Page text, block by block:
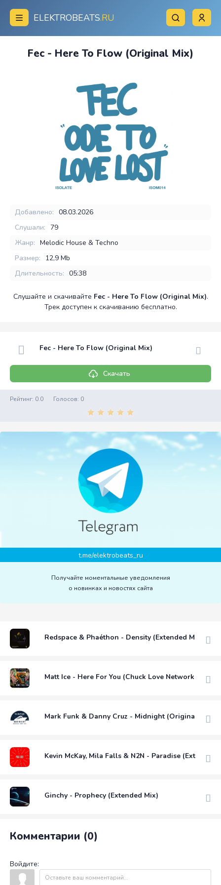
ELEKTROBEATS.RU
Fec - Here To Flow (Original Mix)
Добавлено: 08.03.2026
Слушали:
79
Жанр: Melodic House & Techno
Размер:
12,9 Mb
Длительность: 05:38
Слушайте и скачивайте Fec - Here To Flow (Original Mix).
Трек доступен к скачиванию бесплатно.
Fec - Here To Flow (Original Mix)
Скачать
Рейтинг: 0.0 Голосов: 0
t.me/elektrobeats_ru
Получайте моментальные уведомления
о новинках и новостях сайта
Redspace & Phaéthon - Density (Extended Mix)
Matt Ice - Here For You (Chuck Love Network
Mark Funk & Danny Cruz - Midnight (Original Mix)
Kevin McKay, Mila Falls & N2N - Paradise (Extended
Ginchy - Prophecy (Extended Mix)
Комментарии (0)
Войдите: